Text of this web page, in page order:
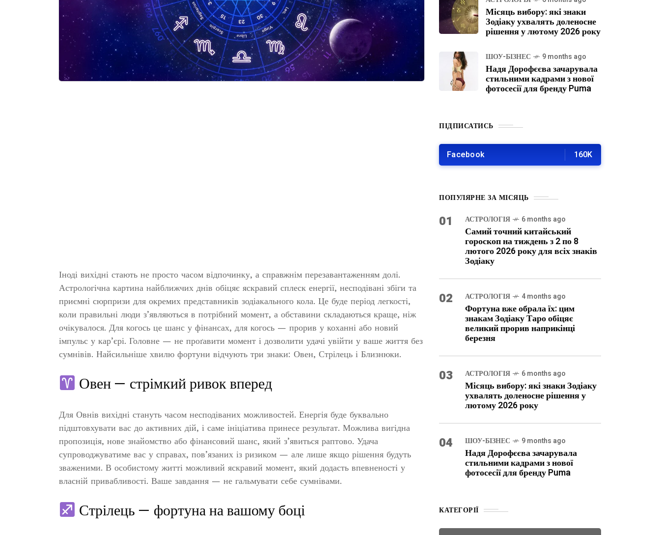
Іноді вихідні стають не просто часом відпочинку, а справжнім перезавантаженням долі.
Астрологічна картина найближчих днів обіцяє яскравий сплеск енергії, несподівані збіги та
приємні сюрпризи для окремих представників зодіакального кола. Це буде період легкості,
коли правильні люди з’являються в потрібний момент, а обставини складаються краще, ніж
очікувалося. Для когось це шанс у фінансах, для когось — прорив у коханні або новий
імпульс у кар’єрі. Головне — не проґавити момент і дозволити удачі увійти у ваше життя без
сумнівів. Найсильніше хвилю фортуни відчують три знаки: Овен, Стрілець і Близнюки.
Овен — стрімкий ривок вперед
Для Овнів вихідні стануть часом несподіваних можливостей. Енергія буде буквально
підштовхувати вас до активних дій, і саме ініціатива принесе результат. Можлива вигідна
пропозиція, нове знайомство або фінансовий шанс, який з’явиться раптово. Удача
супроводжуватиме вас у справах, пов’язаних із ризиком — але лише якщо рішення будуть
зваженими. В особистому житті можливий яскравий момент, який додасть впевненості у
власній привабливості. Ваше завдання — не гальмувати себе сумнівами.
Стрілець — фортуна на вашому боці
Місяць вибору: які знаки
Зодіаку ухвалять доленосне
рішення у лютому 2026 року
ШОУ-БІЗНЕС 9 months ago
Надя Дорофєєва зачарувала
стильними кадрами з нової
фотосесії для бренду Puma
ПІДПИСАТИСЬ
Facebook 160K
ПОПУЛЯРНЕ ЗА МІСЯЦЬ
01 АСТРОЛОГІЯ 6 months ago
Самий точний китайський
гороскоп на тиждень з 2 по 8
лютого 2026 року для всіх знаків
Зодіаку
02 АСТРОЛОГІЯ 4 months ago
Фортуна вже обрала їх: цим
знакам Зодіаку Таро обіцяє
великий прорив наприкінці
березня
03 АСТРОЛОГІЯ 6 months ago
Місяць вибору: які знаки Зодіаку
ухвалять доленосне рішення у
лютому 2026 року
04 ШОУ-БІЗНЕС 9 months ago
Надя Дорофєєва зачарувала
стильними кадрами з нової
фотосесії для бренду Puma
КАТЕГОРІЇ